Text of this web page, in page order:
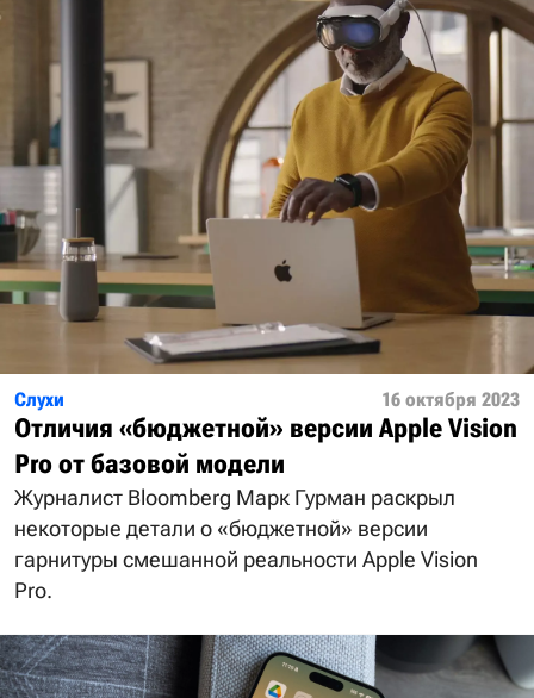
Слухи 16 октября 2023
Отличия «бюджетной» версии Apple Vision
Pro от базовой модели
Журналист Bloomberg Марк Гурман раскрыл
некоторые детали о «бюджетной» версии
гарнитуры смешанной реальности Apple Vision
Pro.